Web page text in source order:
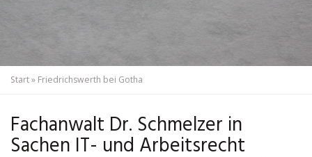
Start» Friedrichswerth bei Gotha
Fachanwalt Dr. Schmelzer in
Sachen IT- und Arbeitsrecht